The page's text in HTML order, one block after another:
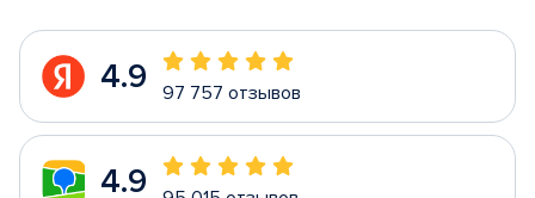
4.9 97 757 отзывов
4.9